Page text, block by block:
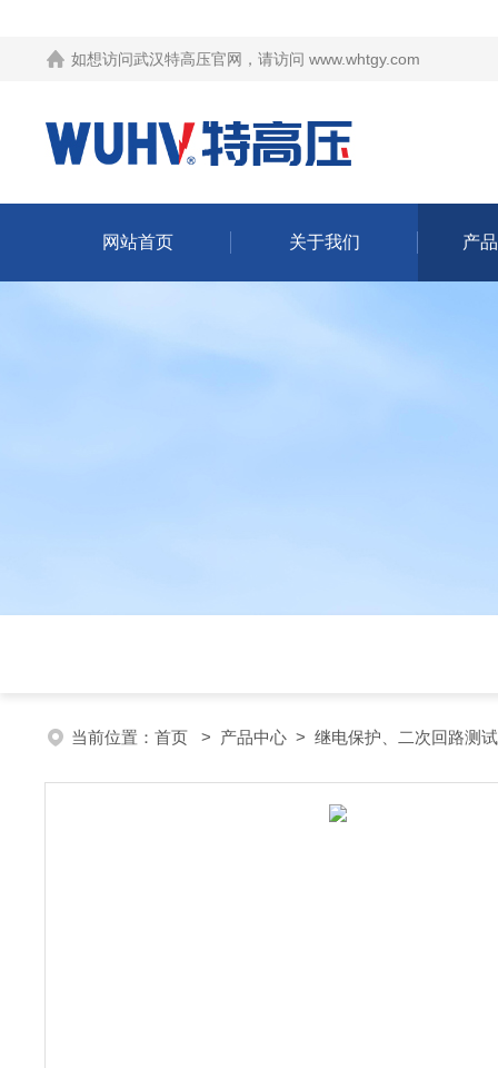
如想访问武汉特高压官网，请访问 www.whtgy.com
网站首页 关于我们 产
当前位置： 首页 > 产品中心 > 继电保护、二次回路测